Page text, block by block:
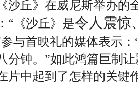
沙丘》在威尼斯举办的
“《沙丘》是令人震惊
与首映礼的媒体表示
分钟。”如此鸿篇巨制
片中起到了怎样的关键